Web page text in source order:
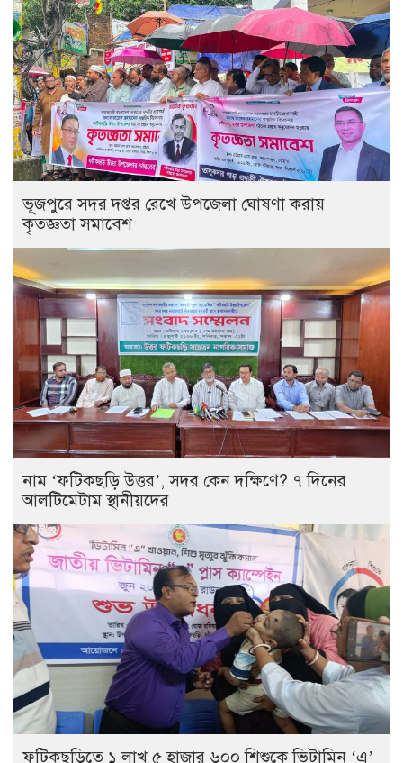
ভূজপুরে সদর দপ্তর রেখে উপজেলা ঘোষণা করায়
কৃতজ্ঞতা সমাবেশ
নাম ‘ফটিকছড়ি উত্তর’, সদর কেন দক্ষিণে? ৭ দিনের
আলটিমেটাম স্থানীয়দের
ফটিকছড়িতে ১ লাখ ৫ হাজার ৬০০ শিশুকে ভিটামিন ‘এ’